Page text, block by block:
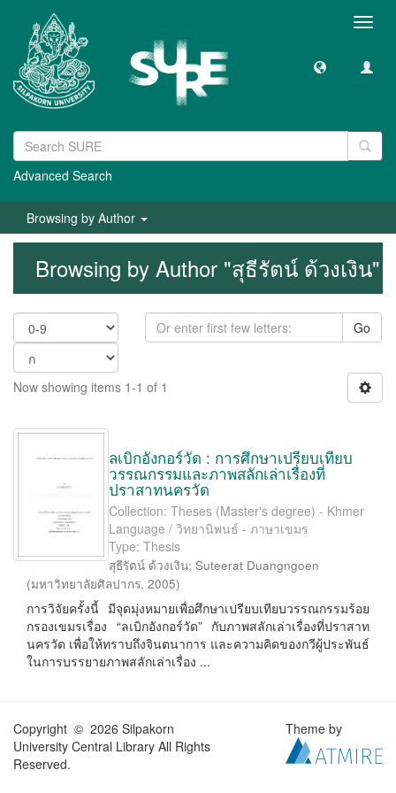
Advanced Search
Browsing by Author
Browsing by Author "สุธีรัตน์ ด้วงเงิน"
Go
Now showing items 1-1 of 1
ลเบิกอังกอร์วัด : การศึกษาเปรียบเทียบ
วรรณกรรมและภาพสลักเล่าเรื่องที่
ปราสาทนครวัด
Collection: Theses (Master's degree) - Khmer
Language / วิทยานิพนธ์ - ภาษาเขมร
Type: Thesis
สุธีรัตน์ ด้วงเงิน; Suteerat Duangngoen
(มหาวิทยาลัยศิลปากร, 2005)
การวิจัยครั้งนี้ มีจุดมุ่งหมายเพื่อศึกษาเปรียบเทียบวรรณกรรมร้อย
กรองเขมรเรื่อง “ลเบิกอังกอร์วัด” กับภาพสลักเล่าเรื่องที่ปราสาท
นครวัด เพื่อให้ทราบถึงจินตนาการ และความคิดของกวีผู้ประพันธ์
ในการบรรยายภาพสลักเล่าเรื่อง ...
Copyright © 2026 Silpakorn
University Central Library All Rights
Reserved.
Theme by